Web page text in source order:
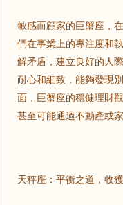
敏感而顧家的巨蟹座，
們在事業上的專注度和
解矛盾，建立良好的人
耐心和細致，能夠發現
面，巨蟹座的穩健理財
甚至可能通過不動產或
天秤座：平衡之道，收